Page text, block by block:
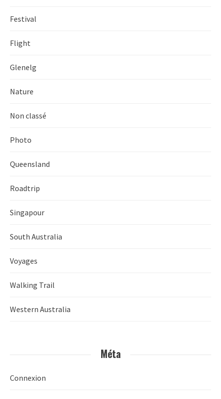
Festival
Flight
Glenelg
Nature
Non classé
Photo
Queensland
Roadtrip
Singapour
South Australia
Voyages
Walking Trail
Western Australia
Méta
Connexion